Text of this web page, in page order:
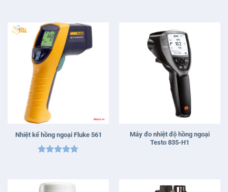
Nhiệt kế hồng ngoại Fluke 561
Máy đo nhiệt độ hồng ngoại
Testo 835-H1